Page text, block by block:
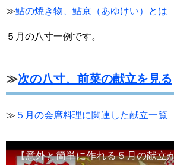
≫鮎の焼き物、鮎京（あゆけい）とは
５月の八寸一例です。
≫次の八寸、前菜の献立を見る
≫ ５月の会席料理に関連した献立一覧